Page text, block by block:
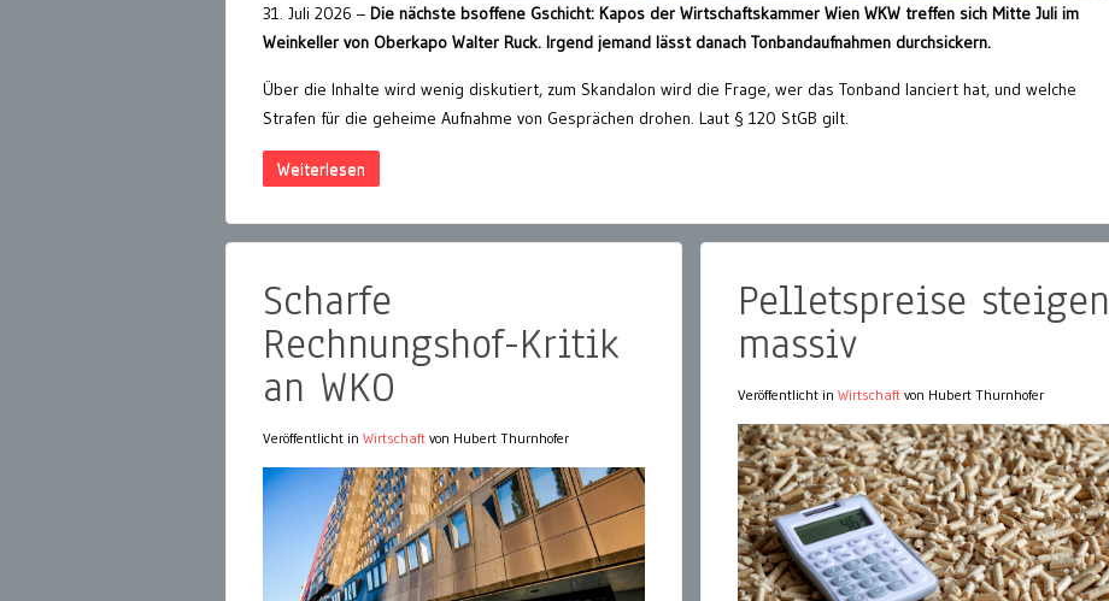
31. Juli 2026 – Die nächste bsoffene Gschicht: Kapos der Wirtschaftskammer Wien WKW treffen sich Mitte Juli im
Weinkeller von Oberkapo Walter Ruck. Irgend jemand lässt danach Tonbandaufnahmen durchsickern.
Über die Inhalte wird wenig diskutiert, zum Skandalon wird die Frage, wer das Tonband lanciert hat, und welche
Strafen für die geheime Aufnahme von Gesprächen drohen. Laut § 120 StGB gilt.
Weiterlesen
Scharfe
Rechnungshof-Kritik
an WKO
Veröffentlicht in Wirtschaft von Hubert Thurnhofer
Pelletspreise steigen
massiv
Veröffentlicht in Wirtschaft von Hubert Thurnhofer